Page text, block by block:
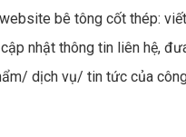
bê tông cốt thép:
nhật thông tin liên hệ,
dịch vụ/ tin tức của